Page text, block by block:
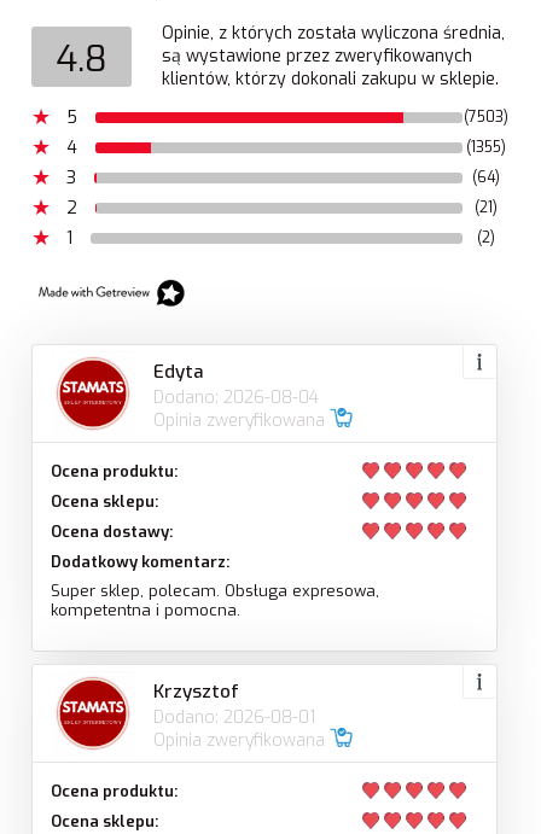
4.8
Opinie, z których została wyliczona średnia,
są wystawione przez zweryfikowanych
klientów, którzy dokonali zakupu w sklepie.
5
(7503)
4 (1355)
3 (64)
2 (21)
1 (2)
Edyta
Dodano: 2026-08-04
Opinia zweryfikowana
Ocena produktu:
Ocena sklepu:
Ocena dostawy:
Dodatkowy komentarz:
Super sklep, polecam. Obsługa expresowa,
kompetentna i pomocna.
Krzysztof
Dodano: 2026-08-01
Opinia zweryfikowana
Ocena produktu:
Ocena sklepu: